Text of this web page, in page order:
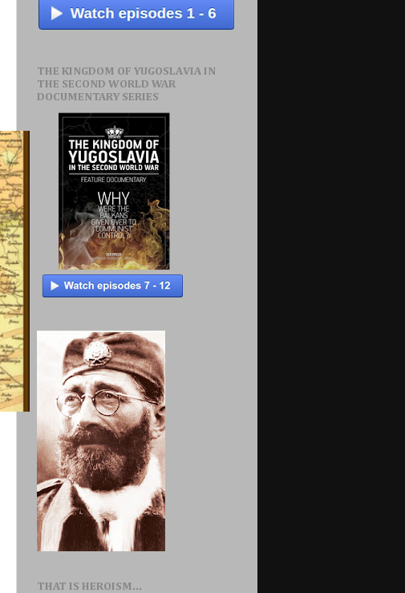
THE KINGDOM OF YUGOSLAVIA IN
THE SECOND WORLD WAR
DOCUMENTARY SERIES
THAT IS HEROISM...